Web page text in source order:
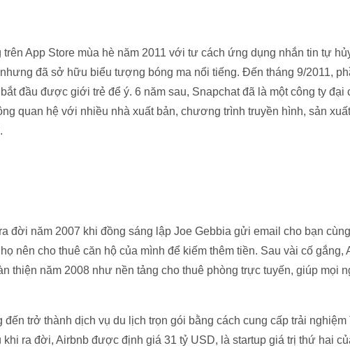
trên App Store mùa hè năm 2011 với tư cách ứng dụng nhắn tin tự
đã sở hữu biểu tượng bóng ma nổi tiếng. Đến tháng 9/2011,
đầu được giới trẻ để ý. 6 năm sau, Snapchat đã là một công ty đại
quan hệ với nhiều nhà xuất bản, chương trình truyền hình, sản
đời năm 2007 khi đồng sáng lập Joe Gebbia gửi email cho bạn
nên cho thuê căn hộ của mình để kiếm thêm tiền. Sau vài cố gắng,
thiện năm 2008 như nền tảng cho thuê phòng trực tuyến, giúp mọi
trở thành dịch vụ du lịch trọn gói bằng cách cung cấp trải nghiệm
khi ra đời, Airbnb được định giá 31 tỷ USD, là startup giá trị thứ hai